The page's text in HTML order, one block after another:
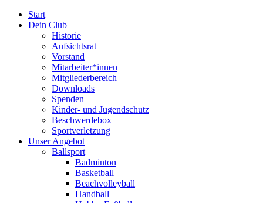
Start
Dein Club
Historie
Aufsichtsrat
Vorstand
Mitarbeiter*innen
Mitgliederbereich
Downloads
Spenden
Kinder- und Jugendschutz
Beschwerdebox
Sportverletzung
Unser Angebot
Ballsport
Badminton
Basketball
Beachvolleyball
Handball